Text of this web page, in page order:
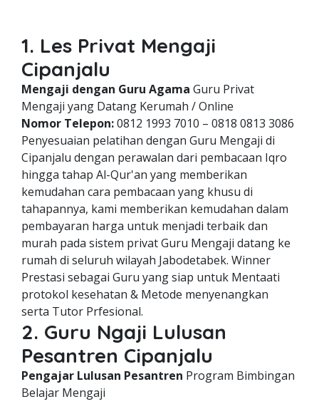
1. Les Privat Mengaji
Cipanjalu
Mengaji dengan Guru Agama Guru Privat
Mengaji yang Datang Kerumah / Online
Nomor Telepon:0812 1993 7010 – 0818 0813 3086
Penyesuaian pelatihan dengan Guru Mengaji di
Cipanjalu dengan perawalan dari pembacaan Iqro
hingga tahap Al-Qur'an yang memberikan
kemudahan cara pembacaan yang khusu di
tahapannya, kami memberikan kemudahan dalam
pembayaran harga untuk menjadi terbaik dan
murah pada sistem privat Guru Mengaji datang ke
rumah di seluruh wilayah Jabodetabek. Winner
Prestasi sebagai Guru yang siap untuk Mentaati
protokol kesehatan & Metode menyenangkan
serta Tutor Prfesional.
2. Guru Ngaji Lulusan
Pesantren Cipanjalu
Pengajar Lulusan Pesantren Program Bimbingan
Belajar Mengaji